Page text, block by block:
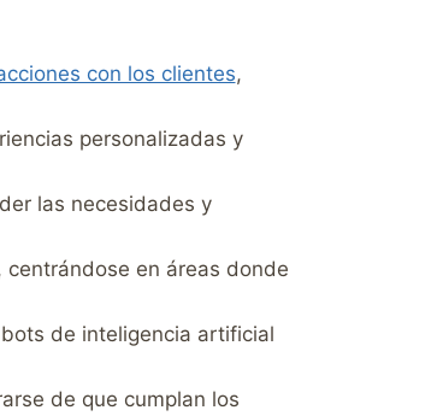
con los clientes,
personalizadas y
las necesidades y
en áreas donde
de inteligencia artificial
de que cumplan los